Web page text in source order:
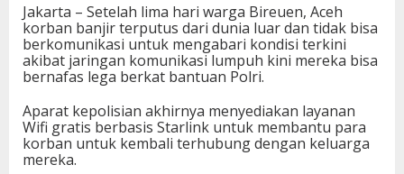
Jakarta – Setelah lima hari warga Bireuen, Aceh
korban banjir terputus dari dunia luar dan tidak bisa
berkomunikasi untuk mengabari kondisi terkini
akibat jaringan komunikasi lumpuh kini mereka bisa
bernafas lega berkat bantuan Polri.
Aparat kepolisian akhirnya menyediakan layanan
Wifi gratis berbasis Starlink untuk membantu para
korban untuk kembali terhubung dengan keluarga
mereka.